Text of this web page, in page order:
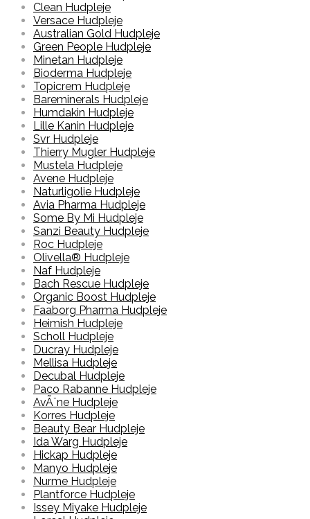
Clean Hudpleje
Versace Hudpleje
Australian Gold Hudpleje
Green People Hudpleje
Minetan Hudpleje
Bioderma Hudpleje
Topicrem Hudpleje
Bareminerals Hudpleje
Humdakin Hudpleje
Lille Kanin Hudpleje
Svr Hudpleje
Thierry Mugler Hudpleje
Mustela Hudpleje
Avene Hudpleje
Naturligolie Hudpleje
Avia Pharma Hudpleje
Some By Mi Hudpleje
Sanzi Beauty Hudpleje
Roc Hudpleje
Olivella® Hudpleje
Naf Hudpleje
Bach Rescue Hudpleje
Organic Boost Hudpleje
Faaborg Pharma Hudpleje
Heimish Hudpleje
Scholl Hudpleje
Ducray Hudpleje
Mellisa Hudpleje
Decubal Hudpleje
Paco Rabanne Hudpleje
AvÃ¨ne Hudpleje
Korres Hudpleje
Beauty Bear Hudpleje
Ida Warg Hudpleje
Hickap Hudpleje
Manyo Hudpleje
Nurme Hudpleje
Plantforce Hudpleje
Issey Miyake Hudpleje